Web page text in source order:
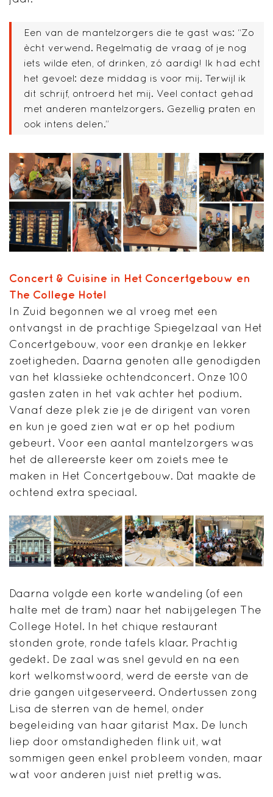
Een van de mantelzorgers die te gast was: “Zo
ècht verwend. Regelmatig de vraag of je nog
iets wilde eten, of drinken, zó aardig! Ik had echt
het gevoel: deze middag is voor mij. Terwijl ik
dit schrijf, ontroerd het mij. Veel contact gehad
met anderen mantelzorgers. Gezellig praten en
ook intens delen.”
Concert & Cuisine in Het Concertgebouw en
The College Hotel
In Zuid begonnen we al vroeg met een
ontvangst in de prachtige Spiegelzaal van Het
Concertgebouw, voor een drankje en lekker
zoetigheden. Daarna genoten alle genodigden
van het klassieke ochtendconcert. Onze 100
gasten zaten in het vak achter het podium.
Vanaf deze plek zie je de dirigent van voren
en kun je goed zien wat er op het podium
gebeurt. Voor een aantal mantelzorgers was
het de allereerste keer om zoiets mee te
maken in Het Concertgebouw. Dat maakte de
ochtend extra speciaal.
Daarna volgde een korte wandeling (of een
halte met de tram) naar het nabijgelegen The
College Hotel. In het chique restaurant
stonden grote, ronde tafels klaar. Prachtig
gedekt. De zaal was snel gevuld en na een
kort welkomstwoord, werd de eerste van de
drie gangen uitgeserveerd. Ondertussen zong
Lisa de sterren van de hemel, onder
begeleiding van haar gitarist Max. De lunch
liep door omstandigheden flink uit, wat
sommigen geen enkel probleem vonden, maar
wat voor anderen juist niet prettig was.